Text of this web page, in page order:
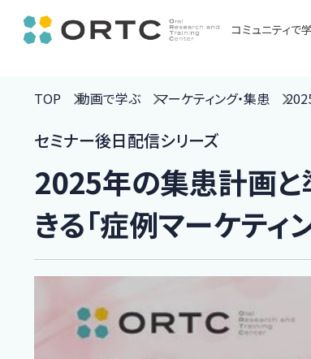
コミュニティで
TOP 動画で学ぶ マーケティング・集患
セミナー後日配信シリーズ
2025年の集患計画と
きる「症例マーケティ